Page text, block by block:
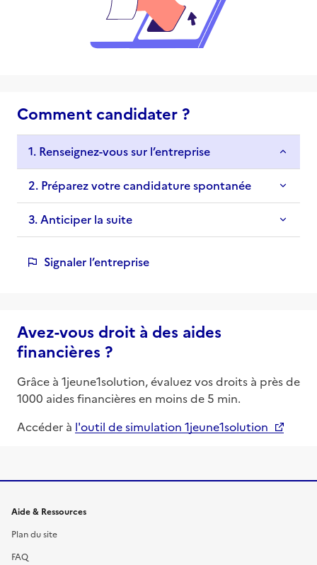
Comment candidater ?
1. Renseignez-vous sur l’entreprise
2. Préparez votre candidature spontanée
3. Anticiper la suite
Signaler l’entreprise
Avez-vous droit à des aides
financières ?
Grâce à 1jeune1solution, évaluez vos droits à près de
1000 aides financières en moins de 5 min.
Accéder à l'outil de simulation 1jeune1solution
Informations et liens du site
Aide & Ressources
Plan du site
FAQ